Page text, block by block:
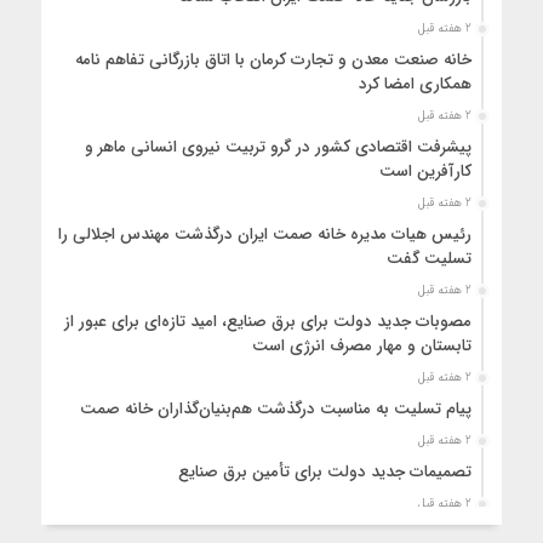
2 هفته قبل
خانه صنعت معدن و تجارت کرمان با اتاق بازرگانی تفاهم نامه
همکاری امضا کرد
2 هفته قبل
پیشرفت اقتصادی کشور در گرو تربیت نیروی انسانی ماهر و
کارآفرین است
2 هفته قبل
رئیس هیات مدیره خانه صمت ایران درگذشت مهندس اجلالی را
تسلیت گفت
2 هفته قبل
مصوبات جدید دولت برای برق صنایع، امید تازه‌ای برای عبور از
تابستان و مهار مصرف انرژی است
2 هفته قبل
پیام تسلیت به مناسبت درگذشت هم‌بنیان‌گذاران خانه صمت
2 هفته قبل
تصمیمات جدید دولت برای تأمین برق صنایع
2 هفته قبل